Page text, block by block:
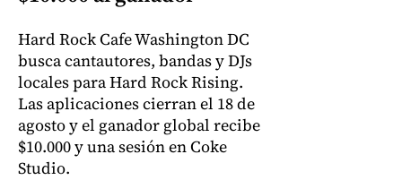
Hard Rock Cafe Washington DC
busca cantautores, bandas y DJs
locales para Hard Rock Rising.
Las aplicaciones cierran el 18 de
agosto y el ganador global recibe
$10.000 y una sesión en Coke
Studio.